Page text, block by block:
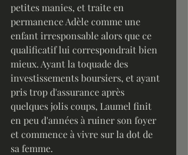
petites manies, et traite en
permanence Adèle comme une
enfant irresponsable alors que ce
qualificatif lui correspondrait bien
mieux. Ayant la toquade des
investissements boursiers, et ayant
pris trop d'assurance après
quelques jolis coups, Laumel finit
en peu d'années à ruiner son foyer
et commence à vivre sur la dot de
sa femme.